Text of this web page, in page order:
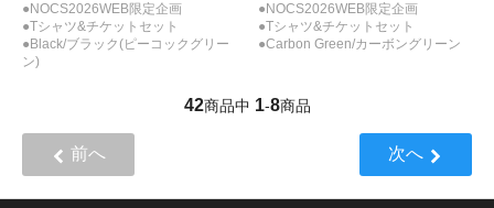
●NOCS2026WEB限定企画
●Tシャツ&チケットセット
●Black/ブラック(ピーコックグリー
ン)
●NOCS2026WEB限定企画
●Tシャツ&チケットセット
●Carbon Green/カーボングリーン
42商品中 1-8商品
前へ 次へ